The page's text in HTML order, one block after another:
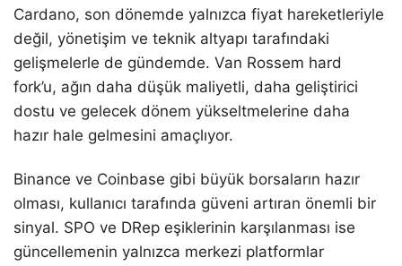
Cardano, son dönemde yalnızca fiyat hareketleriyle
değil, yönetişim ve teknik altyapı tarafındaki
gelişmelerle de gündemde. Van Rossem hard
fork’u, ağın daha düşük maliyetli, daha geliştirici
dostu ve gelecek dönem yükseltmelerine daha
hazır hale gelmesini amaçlıyor.
Binance ve Coinbase gibi büyük borsaların hazır
olması, kullanıcı tarafında güveni artıran önemli bir
sinyal. SPO ve DRep eşiklerinin karşılanması ise
güncellemenin yalnızca merkezi platformlar